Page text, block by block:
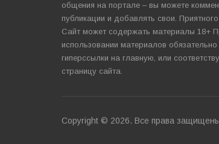
общения на портале – вы можете
публикации и добавлять свои.
Сайт может содержать материалы 18+
использовании материалов
гиперссылки на главную, или
страницу сайта.
Copyright © 2026. Все права